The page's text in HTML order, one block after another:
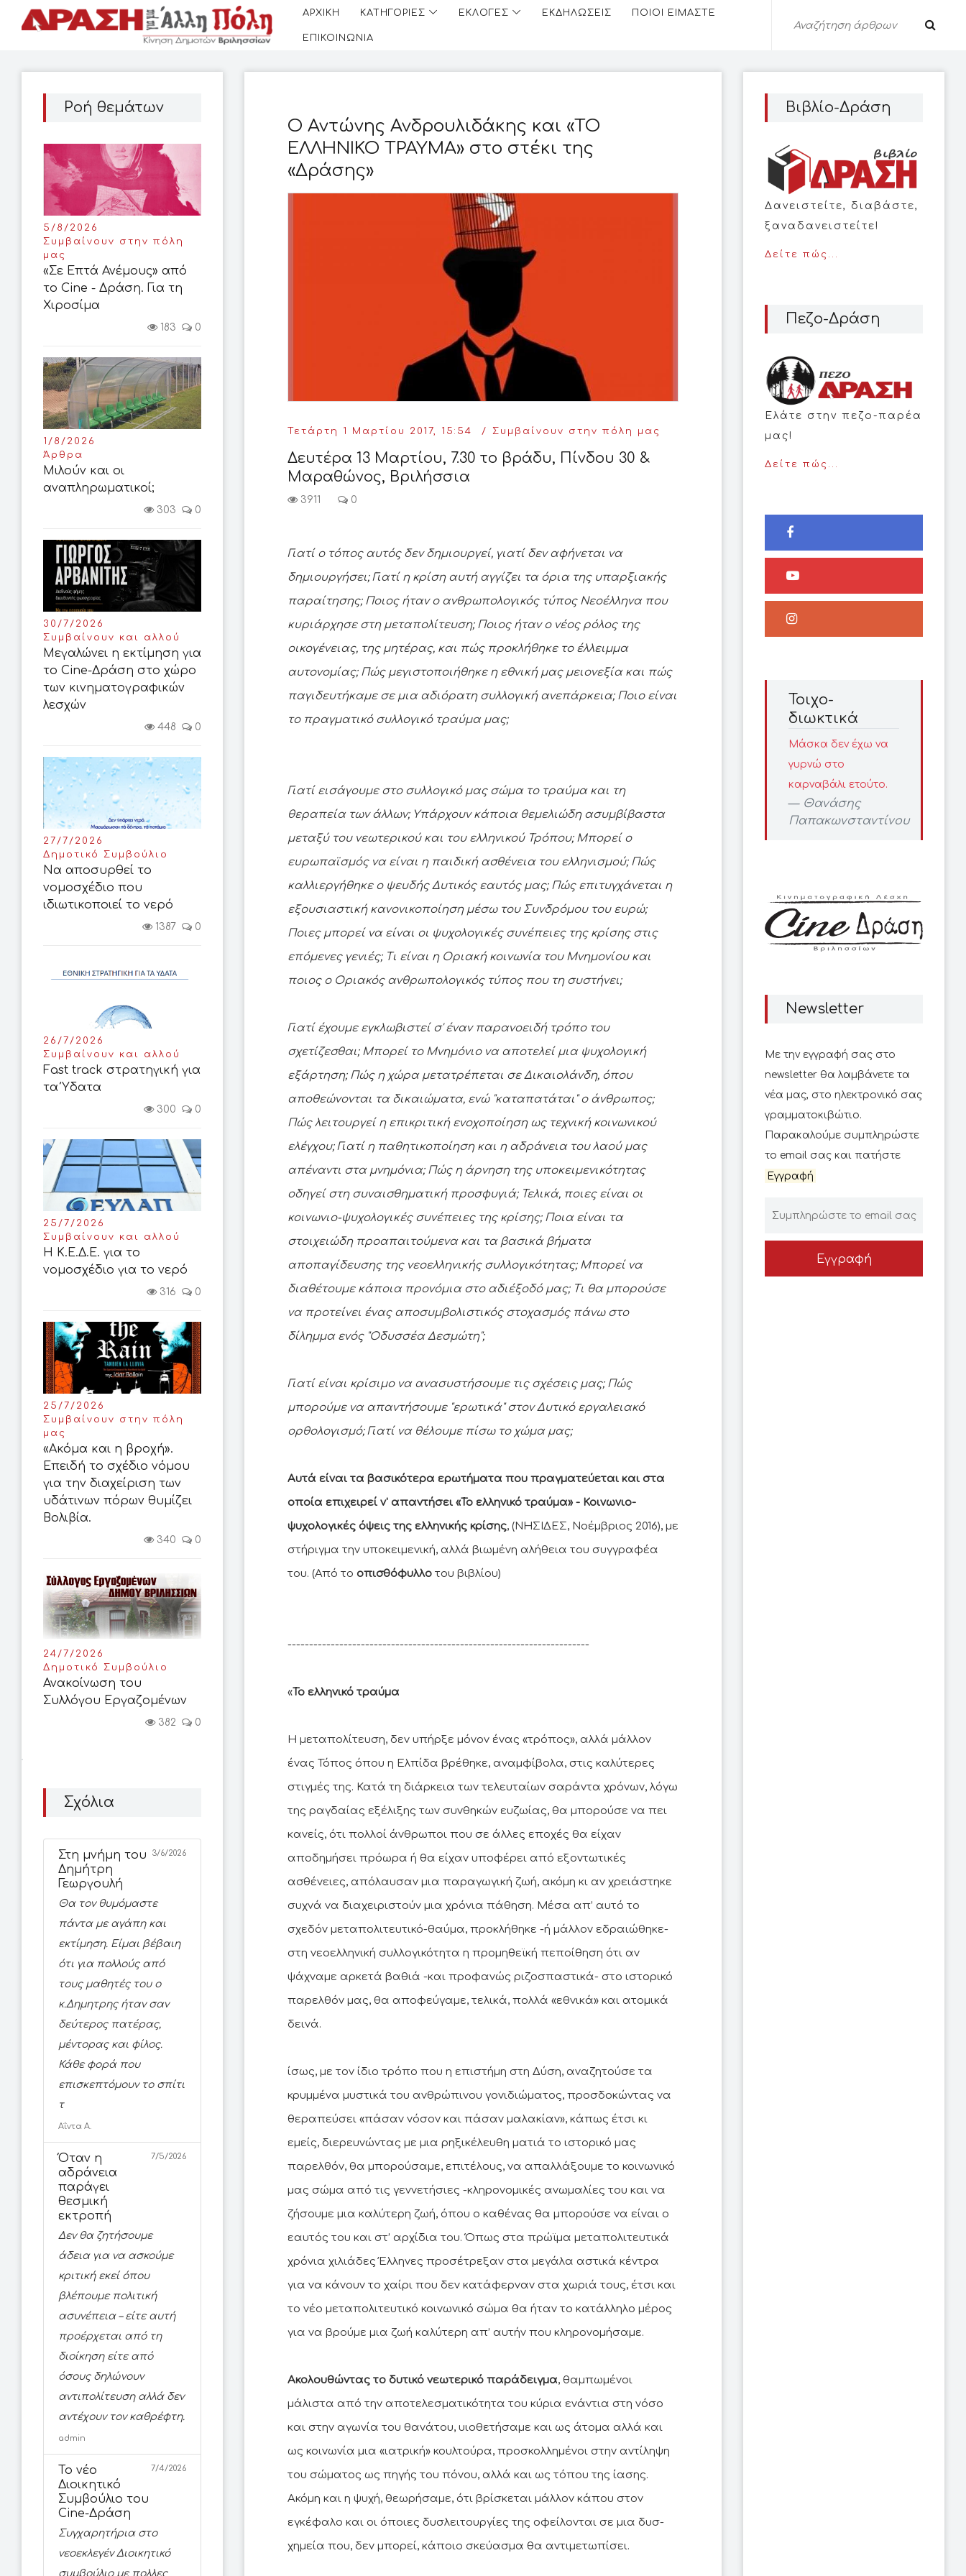
ΑΡΧΙΚΗ ΚΑΤΗΓΟΡΙΕΣ ΕΚΛΟΓΕΣ ΕΚΔΗΛΩΣΕΙΣ ΠΟΙΟΙ ΕΙΜΑΣΤΕ
ΕΠΙΚΟΙΝΩΝΙΑ
Ροή θεμάτων
5/8/2026
Συμβαίνουν στην πόλη
μας
«Σε Επτά Ανέμους» από
το Cine - Δράση. Για τη
Χιροσίμα
183 0
1/8/2026
Άρθρα
Μιλούν και οι
αναπληρωματικοί;
303 0
30/7/2026
Συμβαίνουν και αλλού
Μεγαλώνει η εκτίμηση για
το Cine-Δράση στο χώρο
των κινηματογραφικών
λεσχών
448 0
27/7/2026
Δημοτικό Συμβούλιο
Να αποσυρθεί το
νομοσχέδιο που
ιδιωτικοποιεί το νερό
1387 0
26/7/2026
Συμβαίνουν και αλλού
Fast track στρατηγική για
τα Ύδατα
300 0
25/7/2026
Συμβαίνουν και αλλού
Η Κ.Ε.Δ.Ε. για το
νομοσχέδιο για το νερό
316 0
25/7/2026
Συμβαίνουν στην πόλη
μας
«Ακόμα και η βροχή».
Επειδή το σχέδιο νόμου
για την διαχείριση των
υδάτινων πόρων θυμίζει
Βολιβία.
340 0
24/7/2026
Δημοτικό Συμβούλιο
Ανακοίνωση του
Συλλόγου Εργαζομένων
382 0
Σχόλια
Στη μνήμη του
Δημήτρη
Γεωργουλή
3/6/2026
Θα τον θυμόμαστε
πάντα με αγάπη και
εκτίμηση. Είμαι βέβαιη
ότι για πολλούς από
τους μαθητές του ο
κ.Δημητρης ήταν σαν
δεύτερος πατέρας,
μέντορας και φίλος.
Κάθε φορά που
επισκεπτόμουν το σπίτι
τ
Αΐντα Α.
Όταν η
αδράνεια
παράγει
θεσμική
εκτροπή
7/5/2026
Δεν θα ζητήσουμε
άδεια για να ασκούμε
κριτική εκεί όπου
βλέπουμε πολιτική
ασυνέπεια – είτε αυτή
προέρχεται από τη
διοίκηση είτε από
όσους δηλώνουν
αντιπολίτευση αλλά δεν
αντέχουν τον καθρέφτη.
admin
Το νέο
Διοικητικό
Συμβούλιο του
Cine-Δράση
7/4/2026
Συγχαρητήρια στο
νεοεκλεγέν Διοικητικό
συμβούλιο με πολλες
Ο Αντώνης Ανδρουλιδάκης και «ΤΟ
ΕΛΛΗΝΙΚΟ ΤΡΑΥΜΑ» στο στέκι της
«Δράσης»
Τετάρτη 1 Μαρτίου 2017, 15:54 Συμβαίνουν στην πόλη μας
Δευτέρα 13 Μαρτίου, 7.30 το βράδυ, Πίνδου 30 &
Μαραθώνος, Βριλήσσια
3911 0
Γιατί ο τόπος αυτός δεν δημιουργεί, γιατί δεν αφήνεται να
δημιουργήσει; Γιατί η κρίση αυτή αγγίζει τα όρια της υπαρξιακής
παραίτησης; Ποιος ήταν ο ανθρωπολογικός τύπος Νεοέλληνα που
κυριάρχησε στη μεταπολίτευση; Ποιος ήταν ο νέος ρόλος της
οικογένειας, της μητέρας, και πώς προκλήθηκε το έλλειμμα
αυτονομίας; Πώς μεγιστοποιήθηκε η εθνική μας μειονεξία και πώς
παγιδευτήκαμε σε μια αδιόρατη συλλογική ανεπάρκεια; Ποιο είναι
το πραγματικό συλλογικό τραύμα μας;
Γιατί εισάγουμε στο συλλογικό μας σώμα το τραύμα και τη
θεραπεία των άλλων; Υπάρχουν κάποια θεμελιώδη ασυμβίβαστα
μεταξύ του νεωτερικού και του ελληνικού Τρόπου; Μπορεί ο
ευρωπαϊσμός να είναι η παιδική ασθένεια του ελληνισμού; Πώς
καλλιεργήθηκε ο ψευδής Δυτικός εαυτός μας; Πώς επιτυγχάνεται η
εξουσιαστική κανονικοποίηση μέσω του Συνδρόμου του ευρώ;
Ποιες μπορεί να είναι οι ψυχολογικές συνέπειες της κρίσης στις
επόμενες γενιές; Τι είναι η Οριακή κοινωνία του Μνημονίου και
ποιος ο Οριακός ανθρωπολογικός τύπος που τη συστήνει;
Γιατί έχουμε εγκλωβιστεί σ' έναν παρανοειδή τρόπο του
σχετίζεσθαι; Μπορεί το Μνημόνιο να αποτελεί μια ψυχολογική
εξάρτηση; Πώς η χώρα μετατρέπεται σε Δικαιολάνδη, όπου
αποθεώνονται τα δικαιώματα, ενώ "καταπατάται" ο άνθρωπος;
Πώς λειτουργεί η επικριτική ενοχοποίηση ως τεχνική κοινωνικού
ελέγχου; Γιατί η παθητικοποίηση και η αδράνεια του λαού μας
απέναντι στα μνημόνια; Πώς η άρνηση της υποκειμενικότητας
οδηγεί στη συναισθηματική προσφυγιά; Τελικά, ποιες είναι οι
κοινωνιο-ψυχολογικές συνέπειες της κρίσης; Ποια είναι τα
στοιχειώδη προαπαιτούμενα και τα βασικά βήματα
αποπαγίδευσης της νεοελληνικής συλλογικότητας; Μπορεί να
διαθέτουμε κάποια προνόμια στο αδιέξοδό μας; Τι θα μπορούσε
να προτείνει ένας αποσυμβολιστικός στοχασμός πάνω στο
δίλημμα ενός "Οδυσσέα Δεσμώτη";
Γιατί είναι κρίσιμο να ανασυστήσουμε τις σχέσεις μας; Πώς
μπορούμε να απαντήσουμε "ερωτικά" στον Δυτικό εργαλειακό
ορθολογισμό; Γιατί να θέλουμε πίσω το χώμα μας;
Αυτά είναι τα βασικότερα ερωτήματα που πραγματεύεται και στα
οποία επιχειρεί ν' απαντήσει «Το ελληνικό τραύμα» - Κοινωνιο-
ψυχολογικές όψεις της ελληνικής κρίσης, (ΝΗΣΙΔΕΣ, Νοέμβριος 2016), με
στήριγμα την υποκειμενική, αλλά βιωμένη αλήθεια του συγγραφέα
του. (Από το οπισθόφυλλο του βιβλίου)
----------------------------------------------------------------------
«Το ελληνικό τραύμα
H μεταπολίτευση, δεν υπήρξε μόνον ένας «τρόπος», αλλά μάλλον
ένας Τόπος όπου η Ελπίδα βρέθηκε, αναμφίβολα, στις καλύτερες
στιγμές της. Κατά τη διάρκεια των τελευταίων σαράντα χρόνων, λόγω
της ραγδαίας εξέλιξης των συνθηκών ευζωίας, θα μπορούσε να πει
κανείς, ότι πολλοί άνθρωποι που σε άλλες εποχές θα είχαν
αποδημήσει πρόωρα ή θα είχαν υποφέρει από εξοντωτικές
ασθένειες, απόλαυσαν μια παραγωγική ζωή, ακόμη κι αν χρειάστηκε
συχνά να διαχειριστούν μια χρόνια πάθηση. Μέσα απ’ αυτό το
σχεδόν μεταπολιτευτικό-θαύμα, προκλήθηκε -ή μάλλον εδραιώθηκε-
στη νεοελληνική συλλογικότητα η προμηθεϊκή πεποίθηση ότι αν
ψάχναμε αρκετά βαθιά -και προφανώς ριζοσπαστικά- στο ιστορικό
παρελθόν μας, θα αποφεύγαμε, τελικά, πολλά «εθνικά» και ατομικά
δεινά.
ίσως, με τον ίδιο τρόπο που η επιστήμη στη Δύση, αναζητούσε τα
κρυμμένα μυστικά του ανθρώπινου γονιδιώματος, προσδοκώντας να
θεραπεύσει «πάσαν νόσον και πάσαν μαλακίαν», κάπως έτσι κι
εμείς, διερευνώντας με μια ρηξικέλευθη ματιά το ιστορικό μας
παρελθόν, θα μπορούσαμε, επιτέλους, να απαλλάξουμε το κοινωνικό
μας σώμα από τις γεννετήσιες -κληρονομικές ανωμαλίες του και να
ζήσουμε μια καλύτερη ζωή, όπου ο καθένας θα μπορούσε να είναι ο
εαυτός του και στ’ αρχίδια του. Όπως στα πρώϊμα μεταπολιτευτικά
χρόνια χιλιάδες Έλληνες προσέτρεξαν στα μεγάλα αστικά κέντρα
για να κάνουν το χαίρι που δεν κατάφερναν στα χωριά τους, έτσι και
το νέο μεταπολιτευτικό κοινωνικό σώμα θα ήταν το κατάλληλο μέρος
για να βρούμε μια ζωή καλύτερη απ’ αυτήν που κληρονομήσαμε.
Ακολουθώντας το δυτικό νεωτερικό παράδειγμα, θαμπωμένοι
μάλιστα από την αποτελεσματικότητα του κύρια ενάντια στη νόσο
και στην αγωνία του θανάτου, υιοθετήσαμε και ως άτομα αλλά και
ως κοινωνία μια «ιατρική» κουλτούρα, προσκολλημένοι στην αντίληψη
του σώματος ως πηγής του πόνου, αλλά και ως τόπου της ίασης.
Ακόμη και η ψυχή, θεωρήσαμε, ότι βρίσκεται μάλλον κάπου στον
εγκέφαλο και οι όποιες δυσλειτουργίες της οφείλονται σε μια δυσ-
χημεία που, δεν μπορεί, κάποιο σκεύασμα θα αντιμετωπίσει.
Βιβλίο-Δράση
Δανειστείτε, διαβάστε,
ξαναδανειστείτε!
Δείτε πώς...
Πεζο-Δράση
Ελάτε στην πεζο-παρέα
μας!
Δείτε πώς...
Τοιχο-
διωκτικά
Μάσκα δεν έχω να
γυρνώ στο
καρναβάλι ετούτο.
Θανάσης
Παπακωνσταντίνου
Newsletter
Με την εγγραφή σας στο
newsletter θα λαμβάνετε τα
νέα μας, στο ηλεκτρονικό σας
γραμματοκιβώτιο.
Παρακαλούμε συμπληρώστε
το email σας και πατήστε
Εγγραφή
Εγγραφή